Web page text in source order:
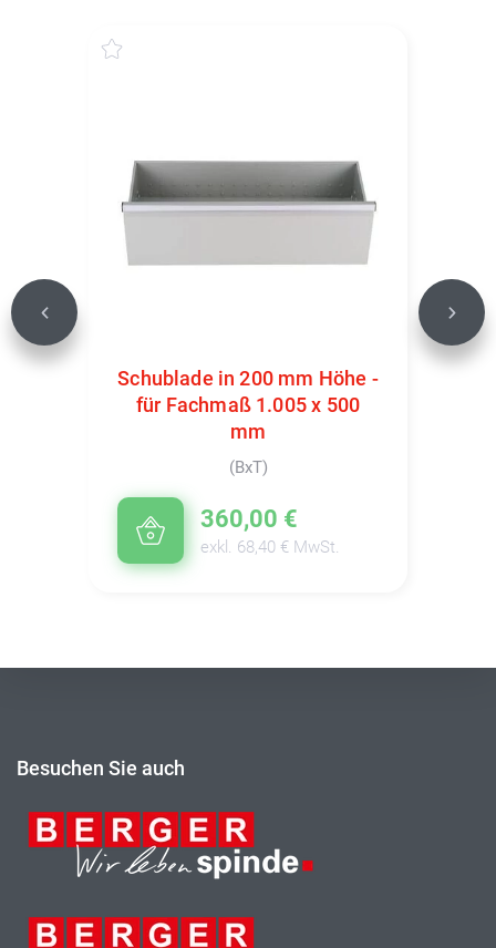
Schublade in 200 mm Höhe -
für Fachmaß 1.005 x 500
mm
(BxT)
360,00 €
exkl. 68,40 € MwSt.
Previous Next
Besuchen Sie auch